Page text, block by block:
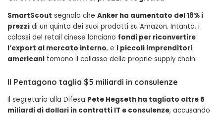
SmartScout segnala che Anker ha aumentato del 18% i
prezzi di un quinto dei suoi prodotti su Amazon. Intanto, i
colossi del retail cinese lanciano fondi per riconvertire
l’export al mercato interno, e i piccoli imprenditori
americani temono il collasso delle proprie supply chain.
Il Pentagono taglia $5 miliardi in consulenze
Il segretario alla Difesa Pete Hegseth ha tagliato oltre 5
miliardi di dollari in contratti IT e consulenze, accusando